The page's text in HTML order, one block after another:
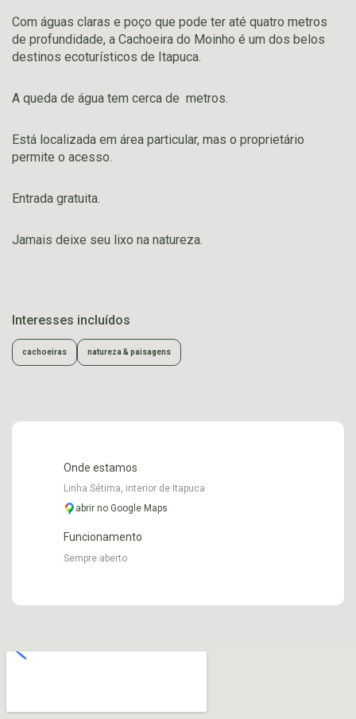
Com águas claras e poço que pode ter até quatro metros
de profundidade, a Cachoeira do Moinho é um dos belos
destinos ecoturísticos de Itapuca.
A queda de água tem cerca de metros.
Está localizada em área particular, mas o proprietário
permite o acesso.
Entrada gratuita.
Jamais deixe seu lixo na natureza.
Interesses incluídos
cachoeiras natureza & paisagens
Onde estamos
Linha Sétima, interior de Itapuca
abrir no Google Maps
Funcionamento
Sempre aberto